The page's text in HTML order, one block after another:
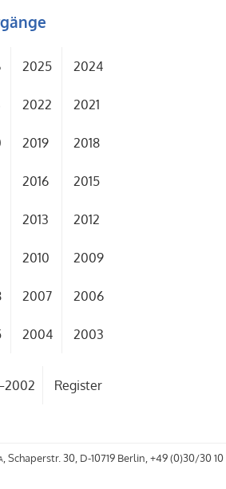
2025 2024
2022 2021
2019 2018
2016 2015
2013 2012
2010 2009
2007 2006
2004 2003
Register
, Schaperstr. 30, D-10719 Berlin, +49 (0)30/30